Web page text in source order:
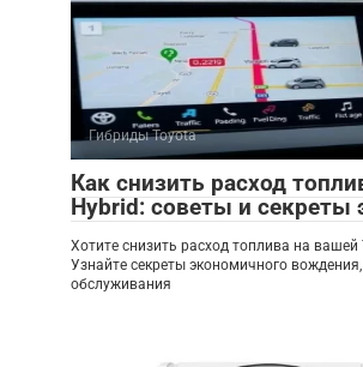
Гибриды Toyota
Как снизить расход
Hybrid: советы и секреты
Хотите снизить расход топлива на вашей
Узнайте секреты экономичного
обслуживания